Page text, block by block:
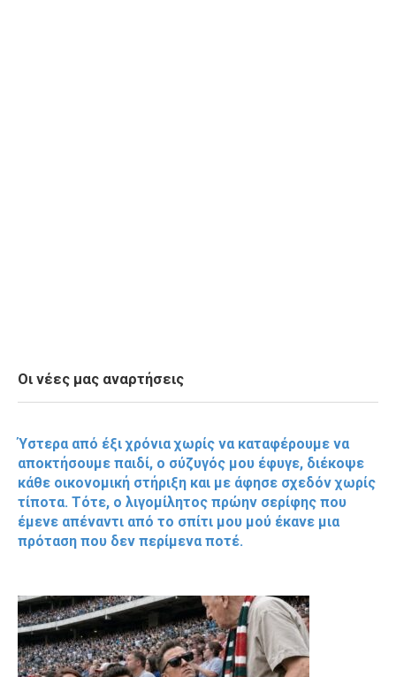
Οι νέες μας αναρτήσεις
Ύστερα από έξι χρόνια χωρίς να καταφέρουμε να
αποκτήσουμε παιδί, ο σύζυγός μου έφυγε, διέκοψε
κάθε οικονομική στήριξη και με άφησε σχεδόν χωρίς
τίποτα. Τότε, ο λιγομίλητος πρώην σερίφης που
έμενε απέναντι από το σπίτι μου μού έκανε μια
πρόταση που δεν περίμενα ποτέ.